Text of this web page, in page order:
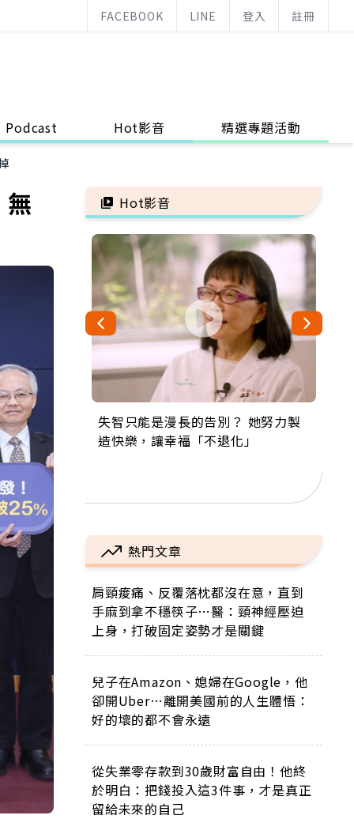
FACEBOOK LINE 登入 註冊
Podcast Hot影音 精選專題活動
Hot影音
失智只能是漫長的告別？ 她努力製
造快樂，讓幸福「不退化」
來自剛果的巧克力神父 為台灣奉獻
36年 「台灣是我的家，我連作夢都
63歲卸矽谷副總、搬回台灣找快
樂！「蛋黃哥小丑」走進安養院，
104歲打破金氏世界紀錄 成為全球
最年長羽球選手，分享長壽的秘密
事業巔峰他選擇追夢…黑手阿伯拉
小提琴還登上小巨蛋！連CNN都大
熱門文章
肩頸痠痛、反覆落枕都沒在意，直到
手麻到拿不穩筷子…醫：頸神經壓迫
上身，打破固定姿勢才是關鍵
兒子在Amazon、媳婦在Google，他
卻開Uber…離開美國前的人生體悟：
好的壞的都不會永遠
從失業零存款到30歲財富自由！他終
於明白：把錢投入這3件事，才是真正
留給未來的自己